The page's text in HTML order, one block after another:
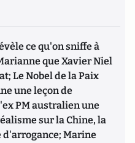
ce qu'on sniffe à
que Xavier Niel
Le Nobel de la Paix
une leçon de
PM australien une
sur la Chine, la
d'arrogance; Marine